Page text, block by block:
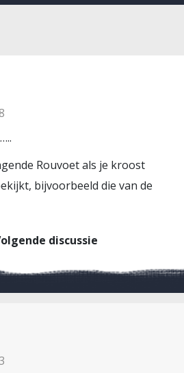
Rouvoet als je kroost
bijvoorbeeld die van de
discussie